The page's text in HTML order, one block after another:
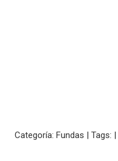
Categoría: Fundas | Tags: |